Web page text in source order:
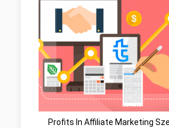
Profits In Affiliate Marketing